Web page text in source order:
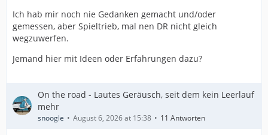
Ich hab mir noch nie Gedanken gemacht und/oder
gemessen, aber Spieltrieb, mal nen DR nicht gleich
wegzuwerfen.
Jemand hier mit Ideen oder Erfahrungen dazu?
On the road - Lautes Geräusch, seit dem kein Leerlauf
mehr
snoogle August 6, 2026 at 15:38 11 Antworten